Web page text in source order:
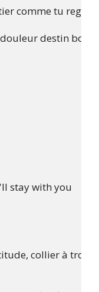
comme tu
destin bord
stay with you
collier à trois